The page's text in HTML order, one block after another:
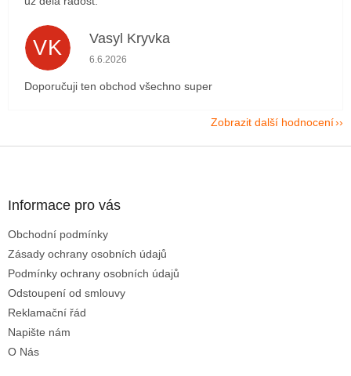
VK Vasyl Kryvka
Hodnocení obchodu je 5 z 5 hvězdiček.
6.6.2026
Doporučuji ten obchod všechno super
Zobrazit další hodnocení
Informace pro vás
Obchodní podmínky
Zásady ochrany osobních údajů
Podmínky ochrany osobních údajů
Odstoupení od smlouvy
Reklamační řád
Napište nám
O Nás